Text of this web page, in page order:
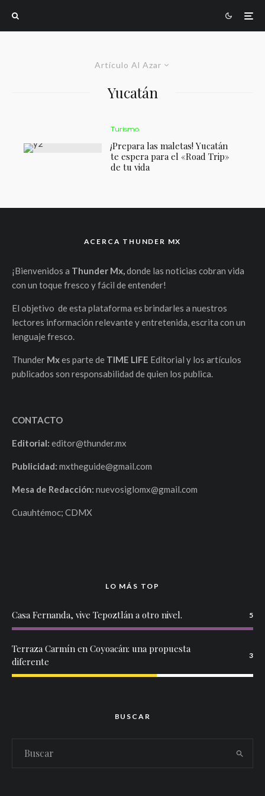
Artículo Al Azar
Yucatán
Turismo
¡Prepara las maletas! Yucatán
te espera para el «Road Trip»
de tu vida
ACERCA THUNDER MX
¡Bienvenidos a Thunder Mx,donde las noticias cobran vida
con un toque fresco y fácil de entender!
El objetivo de esta plataforma es brindarles a nuestros
lectores información relevante y entretenida, escrita con un
lenguaje fresco.
Thunder Mxes parte de TIME LIFE Editorial y los artículos
publicados son responsabilidad de quien los publica.
CONTACTO
Editorial: editor@thunder.mx
Publicidad: mxtheguide@gmail.com
Mesa de Redacción: nuevosiglomx@gmail.com
Cuauhtémoc; CDMX
LO MÁS TOP
Casa Fernanda, vive Tepoztlán a otro nivel. 5
Terraza Carmín en Coyoacán: una propuesta
diferente
3
BUSCAR